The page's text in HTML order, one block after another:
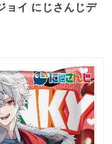
ョイ にじさんじデ